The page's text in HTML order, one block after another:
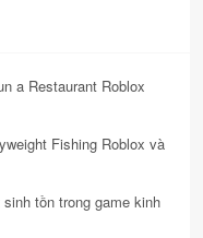
a Restaurant Roblox
Fishing Roblox và
tồn trong game kinh